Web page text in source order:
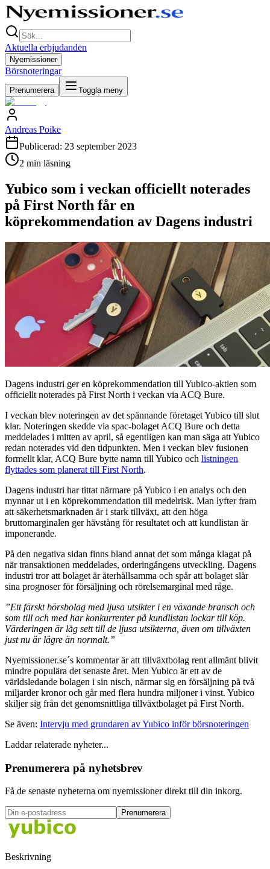
Aktuella erbjudanden
Nyemissioner
Börsnoteringar
Prenumerera Toggla meny
Andreas Poike
Publicerad: 23 september 2023
2 min läsning
Yubico som i veckan officiellt noterades
på First North får en
köprekommendation av Dagens industri
Dagens industri ger en köprekommendation till Yubico-aktien som
officiellt noterades på First North i veckan via ACQ Bure.
I veckan blev noteringen av det spännande företaget Yubico till slut
klar. Noteringen skedde via spac-bolaget ACQ Bure och detta
meddelades i mitten av april, så egentligen kan man säga att Yubico
redan noterades vid den tidpunkten. Men i veckan blev fusionen
formellt klar, ACQ Bure bytte namn till Yubico och listningen
flyttades som planerat till First North.
Dagens industri har tittat närmare på Yubico i en analys och den
mynnar ut i en köprekommendation till medelrisk. Man lyfter fram
att säkerhetsmarknaden är i stark tillväxt, att den höga
bruttomarginalen ger hävstång för resultatet och att kundlistan är
imponerande.
På den negativa sidan finns bland annat det som många klagat på
när transaktionen meddelades, orderingångens utveckling. Dagens
industri tror att bolaget är återhållsamma och spår att bolaget slår
sina prognoser för försäljning och rörelsemarginal med råge.
”Ett färskt börsbolag med ljusa utsikter i en växande bransch och
som till och med har konkurrenter på kundlistan lockar till köp.
Värderingen är låg sett till de ljusa utsikterna, även om tillväxten
just nu är lägre än normalt.”
Nyemissioner.se´s kommentar är att tillväxtbolag rent allmänt blivit
mindre populära det senaste året. Men Yubico är ett av de
världsledande bolagen i sin nisch, närmar sig en försäljning på två
miljarder kronor och går med flera hundra miljoner i vinst. Yubico
skiljer sig från det genomsnittliga tillväxtbolaget på First North.
Se även: Intervju med grundaren av Yubico inför börsnoteringen
Laddar relaterade nyheter...
Prenumerera på nyhetsbrev
Få de senaste nyheterna om nyemissioner direkt till din inkorg.
Prenumerera
Beskrivning